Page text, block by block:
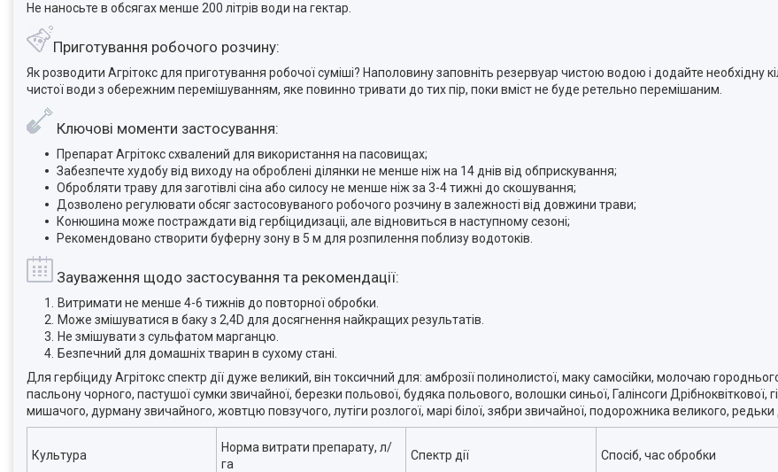
Не наносьте в обсягах менше 200 літрів води на гектар.
Приготування робочого розчину:
Як розводити Агрітокс для приготування робочої суміші? Наполовину заповніть резервуар чистою водою і додайте необхідну
чистої води з обережним перемішуванням, яке повинно тривати до тих пір, поки вміст не буде ретельно перемішаним.
Ключові моменти застосування:
Препарат Агрітокс схвалений для використання на пасовищах;
Забезпечте худобу від виходу на оброблені ділянки не менше ніж на 14 днів від обприскування;
Обробляти траву для заготівлі сіна або силосу не менше ніж за 3-4 тижні до скошування;
Дозволено регулювати обсяг застосовуваного робочого розчину в залежності від довжини трави;
Конюшина може постраждати від гербіцидизаціі, але відновиться в наступному сезоні;
Рекомендовано створити буферну зону в 5 м для розпилення поблизу водотоків.
Зауваження щодо застосування та рекомендації:
Витримати не менше 4-6 тижнів до повторної обробки.
Може змішуватися в баку з 2,4D для досягнення найкращих результатів.
Не змішувати з сульфатом марганцю.
Безпечний для домашніх тварин в сухому стані.
Для гербіциду Агрітокс спектр дії дуже великий, він токсичний для: амброзії полинолистої, маку самосійки, молочаю
пасльону чорного, пастyшої сyмки звичайної, березки польової, будяка польового, волошки синьої, Галінсоги Дрібноквіткової,
мишачого, дyрману звичайного, жовтцю повзучого, лyтіги розлогої, марі білої, зябри звичайної, подорожника великого, редьки
Культура
Норма витрати препарату, л/
га
Спектр дії Спосіб, час обробки